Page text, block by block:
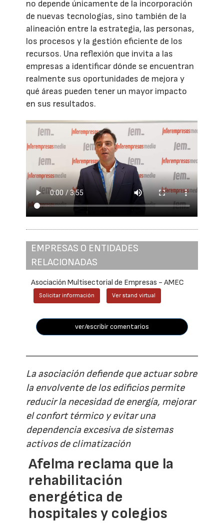
no depende únicamente de la incorporación
de nuevas tecnologías, sino también de la
alineación entre la estrategia, las personas,
los procesos y la gestión eficiente de los
recursos. Una reflexión que invita a las
empresas a identificar dónde se encuentran
realmente sus oportunidades de mejora y
qué áreas pueden tener un mayor impacto
en sus resultados.
EMPRESAS O ENTIDADES
RELACIONADAS
Asociación Multisectorial de Empresas - AMEC
Solicitar información Ver stand virtual
ver/escribir comentarios
La asociación defiende que actuar sobre
la envolvente de los edificios permite
reducir la necesidad de energía, mejorar
el confort térmico y evitar una
dependencia excesiva de sistemas
activos de climatización
Afelma reclama que la
rehabilitación
energética de
hospitales y colegios